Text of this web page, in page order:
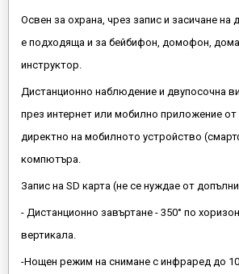
Освен за охрана, чрез запис и засичане на
е подходяща и за бейбифон, домофон,
инструктор.
Дистанционно наблюдение и двупосочна
през интернет или мобилно приложение от
директно на мобилното устройство
компютъра.
Запис на SD карта (не се нуждае от
- Дистанционно завъртане - 350° по
вертикала.
-Нощен режим на снимане с инфраред до 10